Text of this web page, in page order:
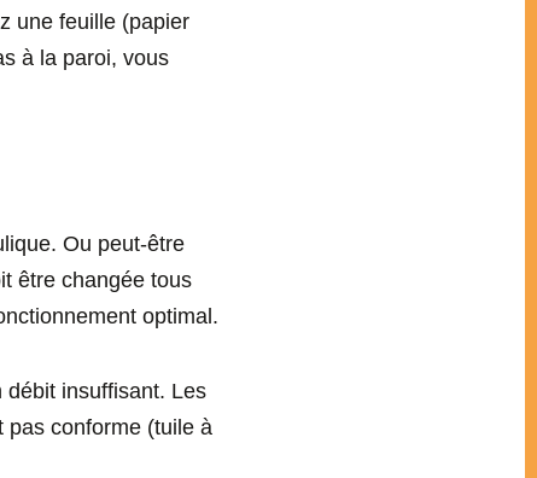
une feuille (papier
à la paroi, vous
Ou peut-être
être changée tous
optimal.
débit insuffisant. Les
pas conforme (tuile à